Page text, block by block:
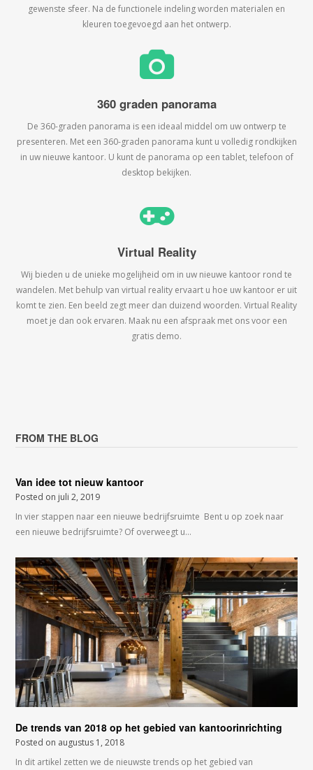
gewenste sfeer. Na de functionele indeling worden materialen en
kleuren toegevoegd aan het ontwerp.
360 graden panorama
De 360-graden panorama is een ideaal middel om uw ontwerp te
presenteren. Met een 360-graden panorama kunt u volledig rondkijken
in uw nieuwe kantoor. U kunt de panorama op een tablet, telefoon of
desktop bekijken.
Virtual Reality
Wij bieden u de unieke mogelijheid om in uw nieuwe kantoor rond te
wandelen. Met behulp van virtual reality ervaart u hoe uw kantoor er uit
komt te zien. Een beeld zegt meer dan duizend woorden. Virtual Reality
moet je dan ook ervaren. Maak nu een afspraak met ons voor een
gratis demo.
FROM THE BLOG
Van idee tot nieuw kantoor
Posted on juli 2, 2019
In vier stappen naar een nieuwe bedrijfsruimte Bent u op zoek naar
een nieuwe bedrijfsruimte? Of overweegt u…
De trends van 2018 op het gebied van kantoorinrichting
Posted on augustus 1, 2018
In dit artikel zetten we de nieuwste trends op het gebied van